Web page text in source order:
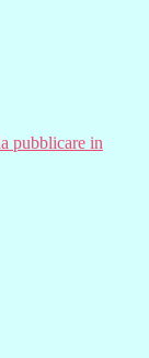
pubblicare in